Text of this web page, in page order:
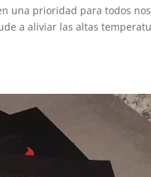
una prioridad para todos
a aliviar las altas